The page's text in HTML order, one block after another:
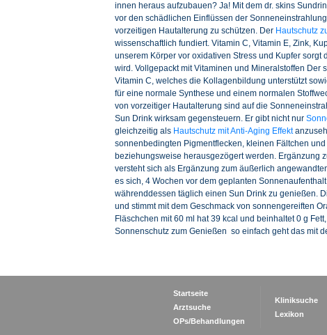
innen heraus aufzubauen? Ja! Mit dem dr. skins
vor den schädlichen Einflüssen der
vorzeitigen Hautalterung zu schützen. Der Hautschutz
wissenschaftlich fundiert. Vitamin C, Vitamin E, Zink,
unserem Körper vor oxidativen Stress und Kupfer
wird. Vollgepackt mit Vitaminen und Mineralstoffen Der
Vitamin C, welches die Kollagenbildung unterstützt
für eine normale Synthese und einem normalen
von vorzeitiger Hautalterung sind auf die
Sun Drink wirksam gegensteuern. Er gibt nicht nur
gleichzeitig als Hautschutz mit Anti-Aging Effekt
sonnenbedingten Pigmentflecken, kleinen Fältchen
beziehungsweise herausgezögert werden. Ergänzung
versteht sich als Ergänzung zum äußerlich
es sich, 4 Wochen vor dem geplanten
währenddessen täglich einen Sun Drink zu genießen.
und stimmt mit dem Geschmack von sonnengereiften
Fläschchen mit 60 ml hat 39 kcal und beinhaltet 0 g
Sonnenschutz zum Genießen  so einfach geht das mit
Startseite
Arztsuche
OPs/Behandlungen
Kliniksuche
Lexikon